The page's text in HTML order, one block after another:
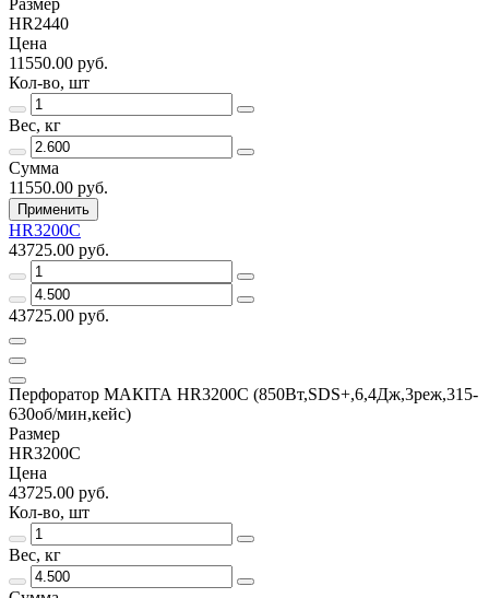
HR2440
Цена
11550.00 руб.
Кол-во, шт
Вес, кг
Сумма
11550.00 руб.
Применить
HR3200C
43725.00 руб.
43725.00 руб.
Перфоратор МАКIТА HR3200C (850Вт,SDS+,6,4Дж,3реж,315-
630об/мин,кейс)
Размер
HR3200C
Цена
43725.00 руб.
Кол-во, шт
Вес, кг